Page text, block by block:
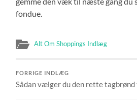
fondue.
Alt Om Shoppings Indlæg
FORRIGE INDLÆG
Sådan vælger du den rette